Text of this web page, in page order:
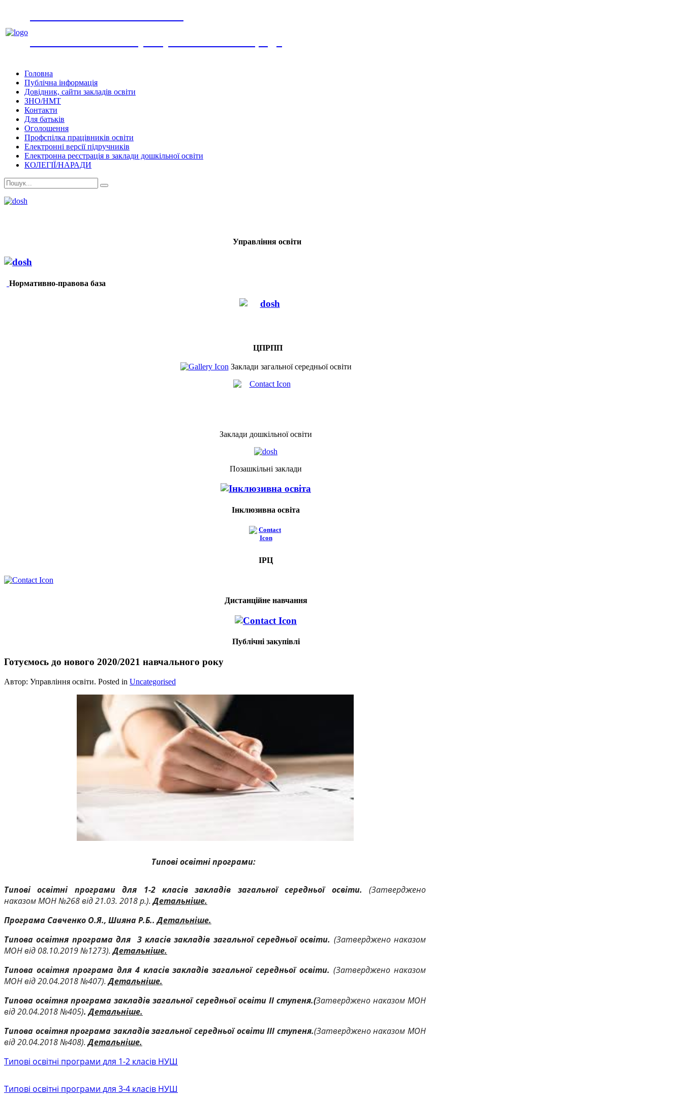
Головна
Публічна інформація
Довідник, сайти закладів освіти
ЗНО/НМТ
Контакти
Для батьків
Оголошення
Профспілка працівників освіти
Електронні версії підручників
Електронна реєстрація в заклади дошкільної освіти
КОЛЕГІЇ/НАРАДИ
Управління освіти
Нормативно-правова база
ЦПРПП
Заклади загальної середньої освіти
Заклади дошкільної освіти
Позашкільні заклади
Інклюзивна освіта
ІРЦ
Дистанційне навчання
Публічні закупівлі
Готуємось до нового 2020/2021 навчального року
Автор: Управління освіти. Posted in Uncategorised
Типові освітні програми:
Типові освітні програми для 1-2 класів закладів загальної середньої освіти. (Затверджено
наказом МОН №268 від 21.03. 2018 р.). Детальніше.
Програма Савченко О.Я., Шияна Р.Б..Детальніше.
Типова освітня програма для 3 класів закладів загальної середньої освіти. (Затверджено наказом
МОН від 08.10.2019 №1273). Детальніше.
Типова освітня програма для 4 класів закладів загальної середньої освіти.(Затверджено наказом
МОН від 20.04.2018 №407). Детальніше.
Типова освітня програма закладів загальної середньої освіти ІІ ступеня.(Затверджено наказом МОН
від 20.04.2018 №405).Детальніше.
Типова освітня програма закладів загальної середньої освіти ІІІ ступеня.(Затверджено наказом МОН
від 20.04.2018 №408). Детальніше.
Типові освітні програми для 1-2 класів НУШ
Типові освітні програми для 3-4 класів НУШ